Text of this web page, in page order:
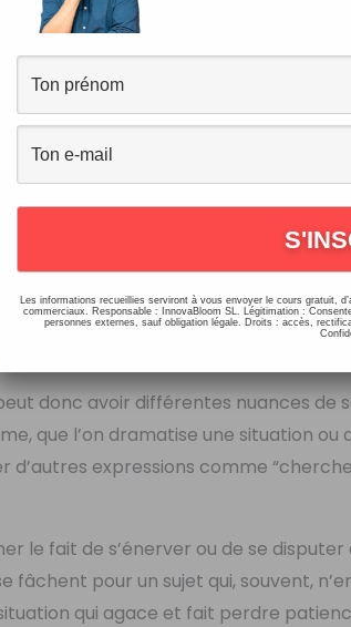
avant un examen.
la tête”
provient d’une image assez
est stressé, contrarié ou exaspéré.
se compliquer inutilement la vie,
tête”
donc avoir différentes nuances de
que l’on dramatise une situation ou
expressions comme
le fait de s’énerver ou de se
fâchent pour un sujet qui, souvent,
qui agace et fait perdre
Les informations recueillies serviront à vous envoyer le cours gratuit,
commerciaux. Responsable : InnovaBloom SL. Légitimation :
personnes externes, sauf obligation légale. Droits : accès,